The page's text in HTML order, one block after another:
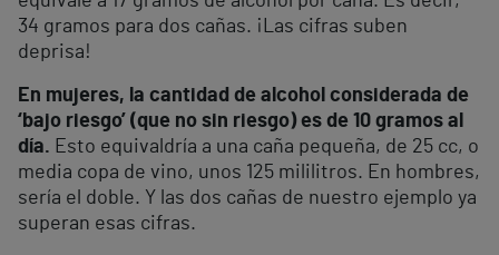
34 gramos para dos cañas. ¡Las cifras suben
deprisa!
En mujeres, la cantidad de alcohol considerada de
‘bajo riesgo’ (que no sin riesgo) es de 10 gramos al
día. Esto equivaldría a una caña pequeña, de 25 cc, o
media copa de vino, unos 125 mililitros. En hombres,
sería el doble. Y las dos cañas de nuestro ejemplo ya
superan esas cifras.